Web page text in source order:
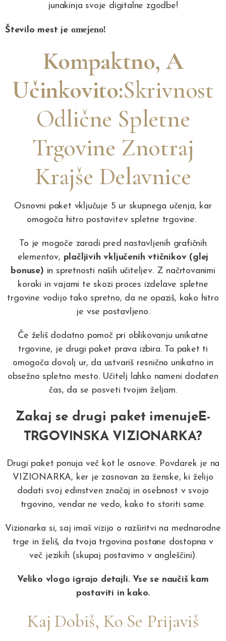
junakinja svoje digitalne zgodbe!
Število mest je omejeno!
Kompaktno, A
Učinkovito:Skrivnost
Odlične Spletne
Trgovine Znotraj
Krajše Delavnice
Osnovni paket vključuje 5 ur skupnega učenja, kar
omogoča hitro postavitev spletne trgovine.
To je mogoče zaradi pred nastavljenih grafičnih
elementov, plačljivih vključenih vtičnikov (glej
bonuse) in spretnosti naših učiteljev. Z načrtovanimi
koraki in vajami te skozi proces izdelave spletne
trgovine vodijo tako spretno, da ne opaziš, kako hitro
je vse postavljeno.
Če želiš dodatno pomoč pri oblikovanju unikatne
trgovine, je drugi paket prava izbira. Ta paket ti
omogoča dovolj ur, da ustvariš resnično unikatno in
obsežno spletno mesto. Učitelj lahko nameni dodaten
čas, da se posveti tvojim željam.
Zakaj se drugi paket imenujeE-
TRGOVINSKA VIZIONARKA?
Drugi paket ponuja več kot le osnove. Povdarek je na
VIZIONARKA, ker je zasnovan za ženske, ki želijo
dodati svoj edinstven značaj in osebnost v svojo
trgovino, vendar ne vedo, kako to storiti same.
Vizionarka si, saj imaš vizijo o razširitvi na mednarodne
trge in želiš, da tvoja trgovina postane dostopna v
več jezikih (skupaj postavimo v angleščini).
Veliko vlogo igrajo detajli. Vse se naučiš kam
postaviti in kako.
Kaj Dobiš, Ko Se Prijaviš